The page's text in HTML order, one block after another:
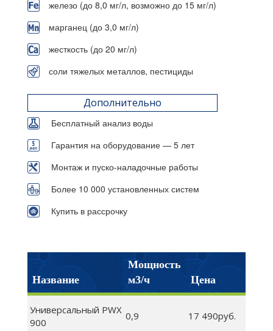
железо (до 8,0 мг/л, возможно до 15 мг/л)
марганец (до 3,0 мг/л)
жесткость (до 20 мг/л)
соли тяжелых металлов, пестициды
Дополнительно
Бесплатный анализ воды
Гарантия на оборудование — 5 лет
Монтаж и пуско-наладочные работы
Более 10 000 установленных систем
Купить в рассрочку
Название
Мощность
м3/ч
Цена
Универсальный PWX
900
0,9 17 490руб.